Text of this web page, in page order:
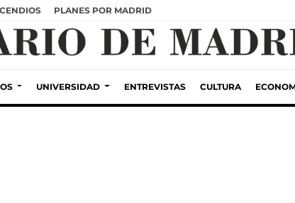
PLANES POR MADRID
UNIVERSIDAD ENTREVISTAS CULTURA